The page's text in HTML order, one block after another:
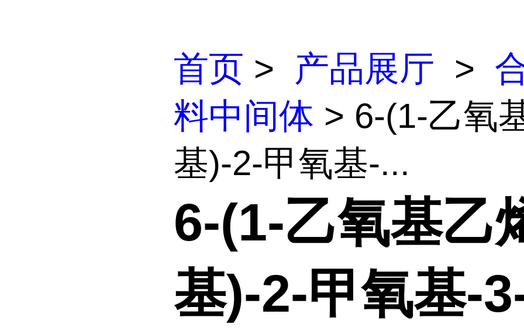
首页 > 产品展厅 >
料中间体 > 6-(1-乙氧
基)-2-甲氧基-...
6-(1-乙氧基乙
基)-2-甲氧基-